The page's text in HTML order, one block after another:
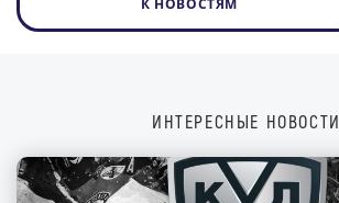
К НОВОСТЯМ
ИНТЕРЕСНЫЕ НОВОСТИ